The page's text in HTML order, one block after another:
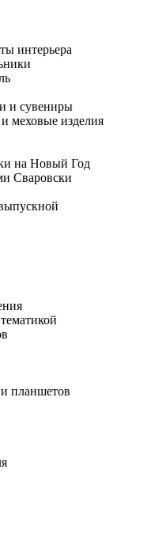
интерьера
и сувениры
меховые изделия
на Новый Год
Сваровски
планшетов